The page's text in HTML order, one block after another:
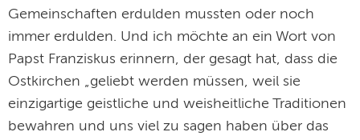
Gemeinschaften erdulden mussten oder noch
immer erdulden. Und ich möchte an ein Wort von
Papst Franziskus erinnern, der gesagt hat, dass die
Ostkirchen „geliebt werden müssen, weil sie
einzigartige geistliche und weisheitliche Traditionen
bewahren und uns viel zu sagen haben über das